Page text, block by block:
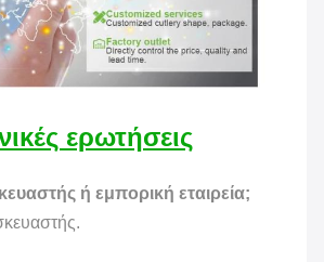
ερωτήσεις
ή εμπορική εταιρεία;